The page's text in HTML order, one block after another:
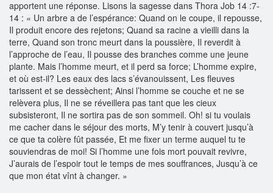
apportent une réponse. Lisons la sagesse dans Thora Job 14 :7-
14 : « Un arbre a de l’espérance: Quand on le coupe, il repousse,
Il produit encore des rejetons; Quand sa racine a vieilli dans la
terre, Quand son tronc meurt dans la poussière, Il reverdit à
l’approche de l’eau, Il pousse des branches comme une jeune
plante. Mais l’homme meurt, et il perd sa force; L’homme expire,
et où est-il? Les eaux des lacs s’évanouissent, Les fleuves
tarissent et se dessèchent; Ainsi l’homme se couche et ne se
relèvera plus, Il ne se réveillera pas tant que les cieux
subsisteront, Il ne sortira pas de son sommeil. Oh! si tu voulais
me cacher dans le séjour des morts, M’y tenir à couvert jusqu’à
ce que ta colère fût passée, Et me fixer un terme auquel tu te
souviendras de moi! Si l’homme une fois mort pouvait revivre,
J’aurais de l’espoir tout le temps de mes souffrances, Jusqu’à ce
que mon état vînt à changer. »